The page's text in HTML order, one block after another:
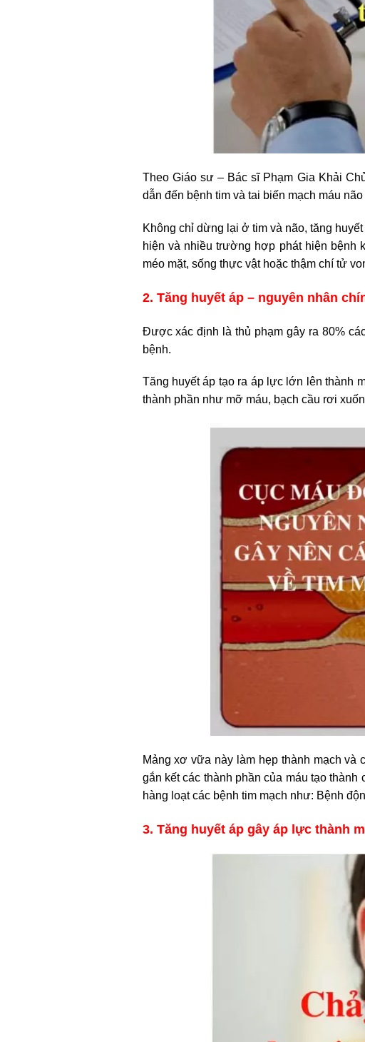
Theo Giáo sư – Bác sĩ Phạm Gia Khải
dẫn đến bệnh tim và tai biến mạch máu
Không chỉ dừng lại ở tim và não, tăng
hiện và nhiều trường hợp phát hiện
méo mặt, sống thực vật hoặc thậm chí tử
2. Tăng huyết áp – nguyên nhân
Được xác định là thủ phạm gây ra 80%
bệnh.
Tăng huyết áp tạo ra áp lực lớn lên thành
thành phần như mỡ máu, bạch cầu rơi
Mảng xơ vữa này làm hẹp thành mạch
gắn kết các thành phần của máu tạo
hàng loạt các bệnh tim mạch như: Bệnh
3. Tăng huyết áp gây áp lực thành